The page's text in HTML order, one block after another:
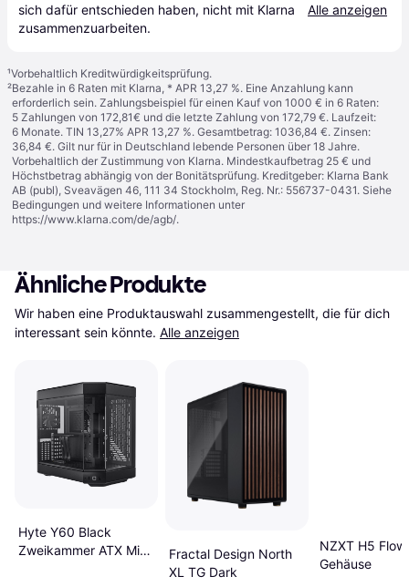
sich dafür entschieden haben, nicht mit Klarna
zusammenzuarbeiten.
Alle anzeigen
¹Vorbehaltlich Kreditwürdigkeitsprüfung.
²Bezahle in 6 Raten mit Klarna, * APR 13,27 %. Eine Anzahlung kann
erforderlich sein. Zahlungsbeispiel für einen Kauf von 1000 € in 6 Raten:
5 Zahlungen von 172,81€ und die letzte Zahlung von 172,79 €. Laufzeit:
6 Monate. TIN 13,27% APR 13,27 %. Gesamtbetrag: 1036,84 €. Zinsen:
36,84 €. Gilt nur für in Deutschland lebende Personen über 18 Jahre.
Vorbehaltlich der Zustimmung von Klarna. Mindestkaufbetrag 25 € und
Höchstbetrag abhängig von der Bonitätsprüfung. Kreditgeber: Klarna Bank
AB (publ), Sveavägen 46, 111 34 Stockholm, Reg. Nr.: 556737-0431. Siehe
Bedingungen und weitere Informationen unter
https://www.klarna.com/de/agb/.
Ähnliche Produkte
Wir haben eine Produktauswahl zusammengestellt, die für dich
interessant sein könnte. Alle anzeigen
Hyte Y60 Black
Zweikammer ATX Midi
Fractal Design North
XL TG Dark
NZXT H5
Gehäuse